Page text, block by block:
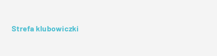
Strefa klubowiczki